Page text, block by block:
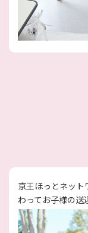
京王ほっとネッ
わってお子様の送